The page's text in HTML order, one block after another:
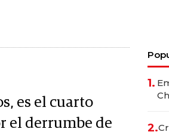
es el cuarto
el derrumbe de
1.
2.